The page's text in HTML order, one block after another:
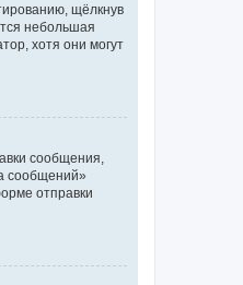
щёлкнув
небольшая
хотя они могут
сообщения,
сообщений»
отправки